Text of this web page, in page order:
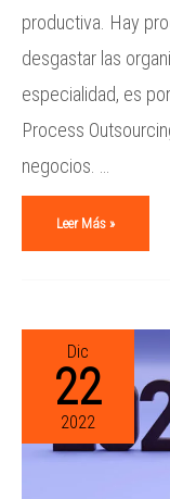
productiva. Hay
desgastar las
especialidad, es
Process
negocios. …
Leer Más »
Dic
22
2022